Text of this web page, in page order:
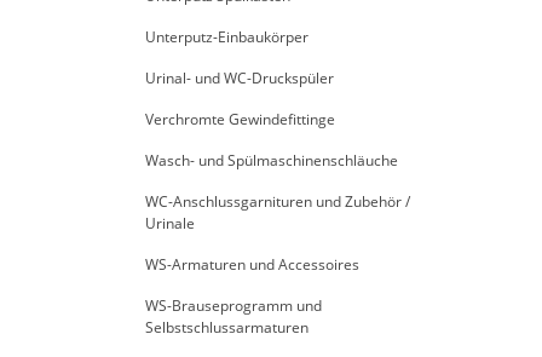
Unterputz-Einbaukörper
Urinal- und WC-Druckspüler
Verchromte Gewindefittinge
Wasch- und Spülmaschinenschläuche
WC-Anschlussgarnituren und Zubehör /
Urinale
WS-Armaturen und Accessoires
WS-Brauseprogramm und
Selbstschlussarmaturen